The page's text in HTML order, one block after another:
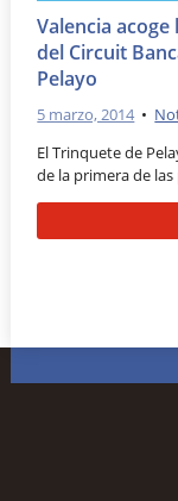
Valencia
del Circuit
Pelayo
5 marzo, 2014 •
El Trinquete de
de la primera de